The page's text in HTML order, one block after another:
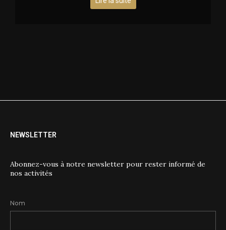
NEWSLETTER
Abonnez-vous à notre newsletter pour rester informé de
nos activités
Nom